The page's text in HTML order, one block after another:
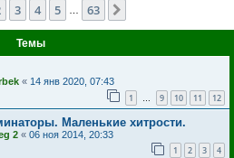
из 63
3 4 5 63
Темы
« 14 янв 2020, 07:43
1 … 9 10 11 12
Маленькие хитрости.
2 « 06 ноя 2014, 20:33
1 2 3 4